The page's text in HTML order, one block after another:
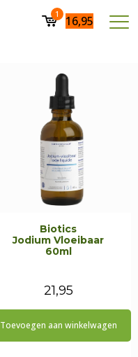
1 16,95
Biotics
Jodium Vloeibaar
60ml
21,95
Toevoegen aan winkelwagen